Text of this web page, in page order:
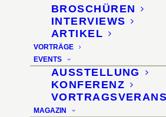
BROSCHÜREN
INTERVIEWS
ARTIKEL
VORTRÄGE
EVENTS
AUSSTELLUNG
KONFERENZ
MAGAZIN
zur
28. November 2012